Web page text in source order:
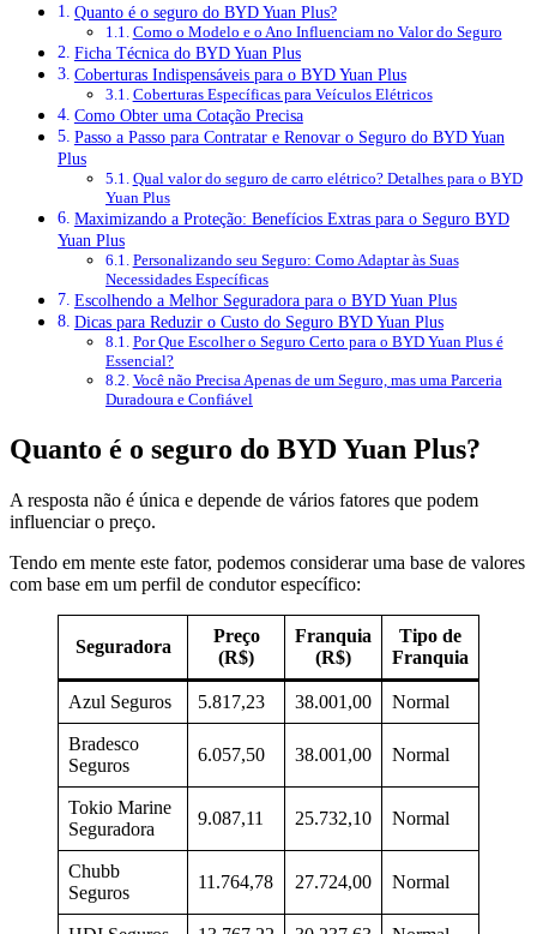
Quanto é o seguro do BYD Yuan Plus?
Como o Modelo e o Ano Influenciam no Valor do Seguro
Ficha Técnica do BYD Yuan Plus
Coberturas Indispensáveis para o BYD Yuan Plus
Coberturas Específicas para Veículos Elétricos
Como Obter uma Cotação Precisa
Passo a Passo para Contratar e Renovar o Seguro do BYD Yuan
Plus
Qual valor do seguro de carro elétrico? Detalhes para o BYD
Yuan Plus
Maximizando a Proteção: Benefícios Extras para o Seguro BYD
Yuan Plus
Personalizando seu Seguro: Como Adaptar às Suas
Necessidades Específicas
Escolhendo a Melhor Seguradora para o BYD Yuan Plus
Dicas para Reduzir o Custo do Seguro BYD Yuan Plus
Por Que Escolher o Seguro Certo para o BYD Yuan Plus é
Essencial?
Você não Precisa Apenas de um Seguro, mas uma Parceria
Duradoura e Confiável
Quanto é o seguro do BYD Yuan Plus?
A resposta não é única e depende de vários fatores que podem
influenciar o preço.
Tendo em mente este fator, podemos considerar uma base de valores
com base em um perfil de condutor específico:
Seguradora
Preço
(R$)
Franquia
(R$)
Tipo de
Franquia
Azul Seguros 5.817,23 38.001,00 Normal
Bradesco
Seguros
6.057,50 38.001,00 Normal
Tokio Marine
Seguradora
9.087,11 25.732,10 Normal
Chubb
Seguros
11.764,78 27.724,00 Normal